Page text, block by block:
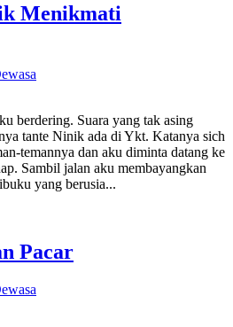
Menikmati
berdering. Suara yang tak asing
tante Ninik ada di Ykt. Katanya sich
temannya dan aku diminta datang ke
Sambil jalan aku membayangkan
yang berusia...
Pacar